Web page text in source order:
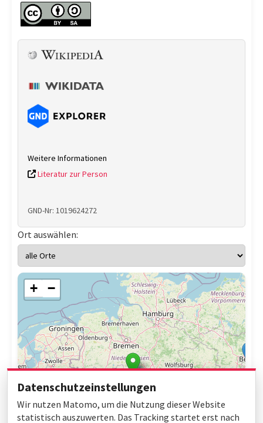
Weitere Informationen
Literatur zur Person
GND-Nr: 1019624272
Ort auswählen:
+ −
Datenschutzeinstellungen
Wir nutzen Matomo, um die Nutzung dieser Website
statistisch auszuwerten. Das Tracking startet erst nach